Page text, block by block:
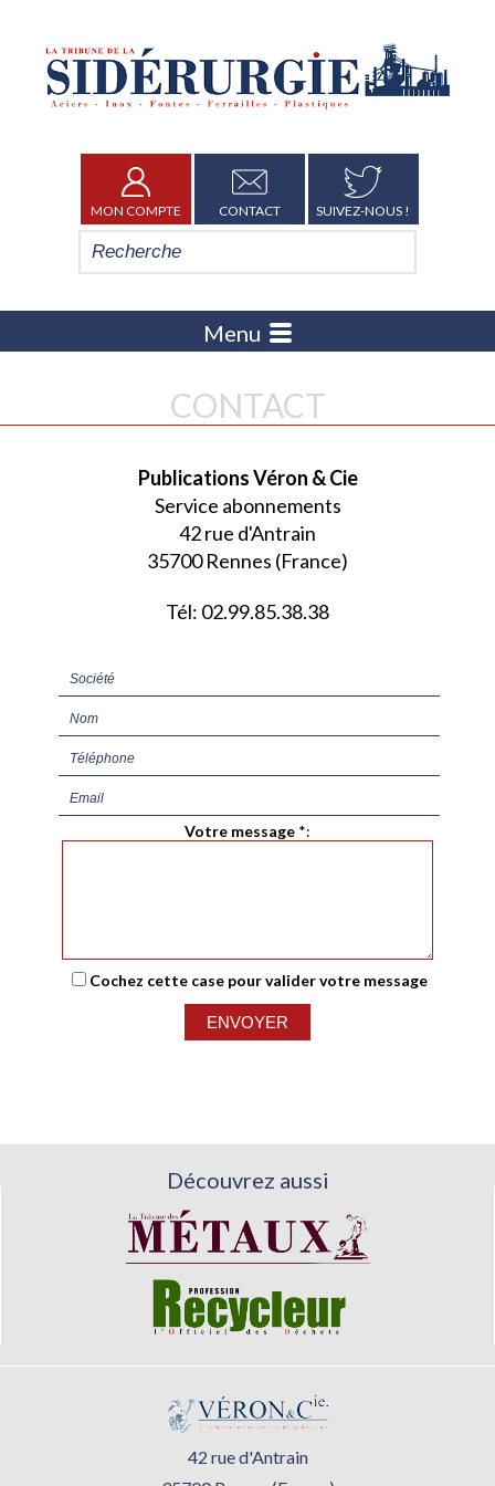
MON COMPTE CONTACT SUIVEZ-NOUS !
Menu
CONTACT
Publications Véron & Cie
Service abonnements
42 rue d'Antrain
35700 Rennes (France)
Tél: 02.99.85.38.38
Votre message *:
Cochez cette case pour valider votre message
Découvrez aussi
42 rue d'Antrain